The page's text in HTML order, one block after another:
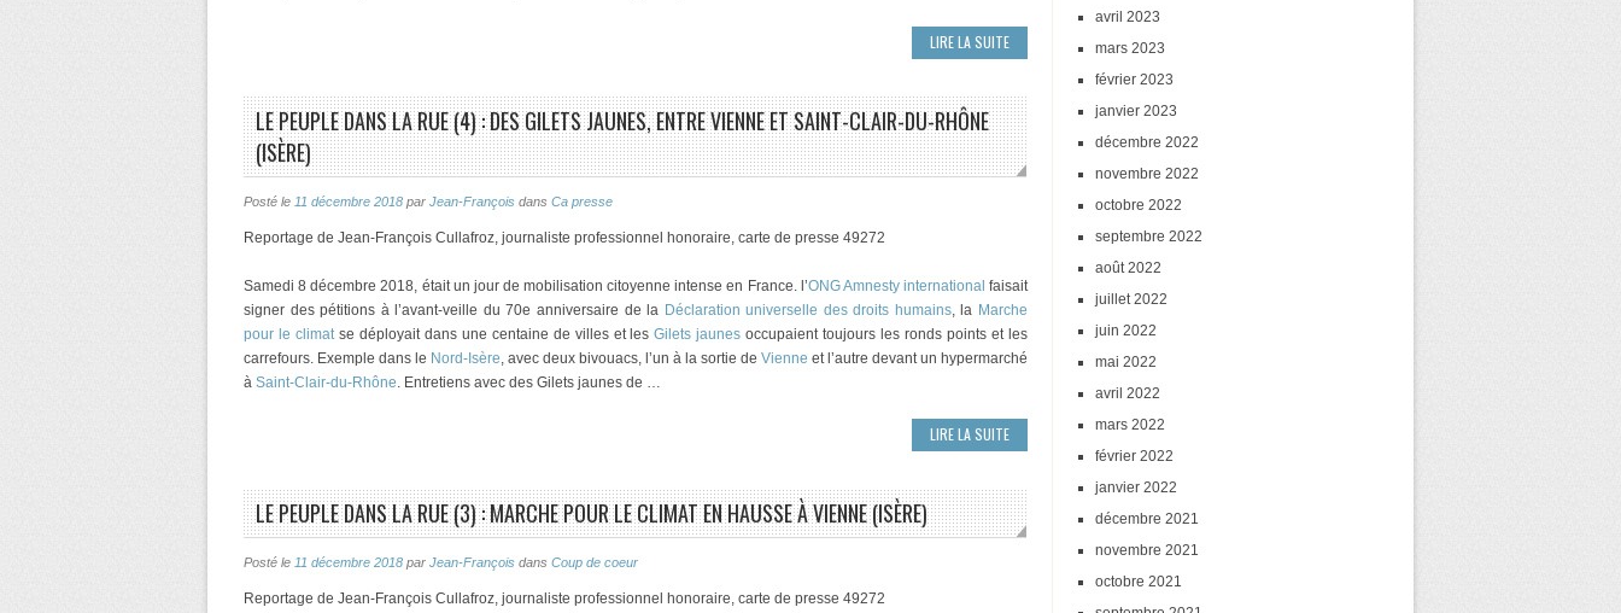
LIRE LA SUITE
LE PEUPLE DANS LA RUE (4) : DES GILETS JAUNES, ENTRE VIENNE ET SAINT-CLAIR-DU-RHÔNE
(ISÈRE)
Posté le 11 décembre 2018 par Jean-François dans Ca presse
Reportage de Jean-François Cullafroz, journaliste professionnel honoraire, carte de presse 49272
Samedi 8 décembre 2018, était un jour de mobilisation citoyenne intense en France. l’ONG Amnesty international faisait
signer des pétitions à l’avant-veille du 70e anniversaire de la Déclaration universelle des droits humains, la Marche
pour le climat se déployait dans une centaine de villes et lesGilets jaunes occupaient toujours les ronds points et les
carrefours. Exemple dans le Nord-Isère, avec deux bivouacs, l’un à la sortie de Vienne et l’autre devant un hypermarché
à Saint-Clair-du-Rhône. Entretiens avec des Gilets jaunes de …
LIRE LA SUITE
LE PEUPLE DANS LA RUE (3) : MARCHE POUR LE CLIMAT EN HAUSSE À VIENNE (ISÈRE)
Posté le 11 décembre 2018 par Jean-François dans Coup de coeur
Reportage de Jean-François Cullafroz, journaliste professionnel honoraire, carte de presse 49272
avril 2023
mars 2023
février 2023
janvier 2023
décembre 2022
novembre 2022
octobre 2022
septembre 2022
août 2022
juillet 2022
juin 2022
mai 2022
avril 2022
mars 2022
février 2022
janvier 2022
décembre 2021
novembre 2021
octobre 2021